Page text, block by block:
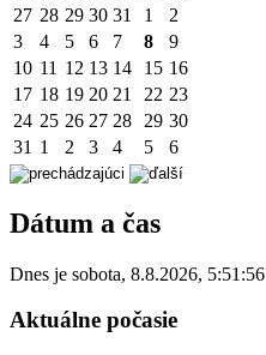
27 28 29 30 31 1
2
3
4 5 6 7 8
9
10 11 12 13 14 15 16
17 18 19 20 21 22 23
24 25 26 27 28 29 30
31 1 2 3 4 5 6
Dátum a čas
Dnes je sobota, 8.8.2026, 5:51:56
Aktuálne počasie